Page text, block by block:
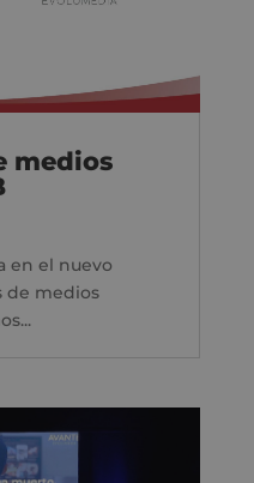
medios
en el nuevo
de medios